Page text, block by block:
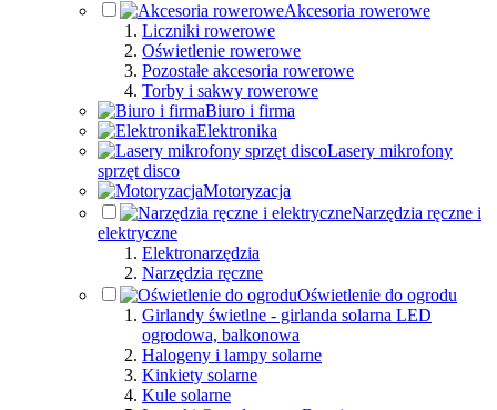
Akcesoria rowerowe
Liczniki rowerowe
Oświetlenie rowerowe
Pozostałe akcesoria rowerowe
Torby i sakwy rowerowe
Biuro i firma
Elektronika
Lasery mikrofony
sprzęt disco
Motoryzacja
Narzędzia ręczne i
elektryczne
Elektronarzędzia
Narzędzia ręczne
Oświetlenie do ogrodu
Girlandy świetlne - girlanda solarna LED
ogrodowa, balkonowa
Halogeny i lampy solarne
Kinkiety solarne
Kule solarne